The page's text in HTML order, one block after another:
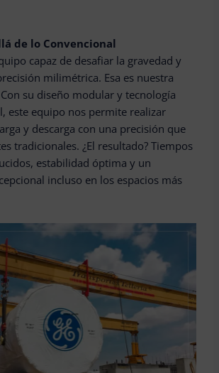
de lo Convencional
capaz de desafiar la gravedad y
milimétrica. Esa es nuestra
su diseño modular y tecnología
este equipo nos permite realizar
y descarga con una precisión que
tradicionales. ¿El resultado? Tiempos
estabilidad óptima y un
incluso en los espacios más